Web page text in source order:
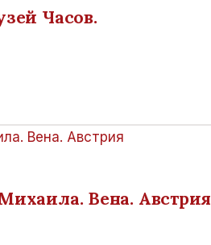
Часов.
Вена. Австрия